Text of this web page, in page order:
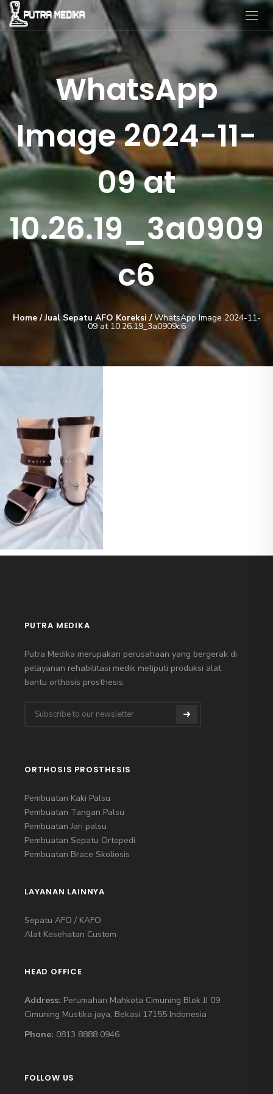
WhatsApp
Image 2024-11-
09 at
10.26.19_3a0909
c6
Home/Jual Sepatu AFO Koreksi /WhatsApp Image 2024-11-
09 at 10.26.19_3a0909c6
PUTRA MEDIKA
Putra Medika merupakan perusahaan yang bergerak di
pelayanan rehabilitasi medik meliputi produksi alat
bantu orthosis prosthesis.
ORTHOSIS PROSTHESIS
Pembuatan Kaki Palsu
Pembuatan Tangan Palsu
Pembuatan Jari palsu
Pembuatan Sepatu Ortopedi
Pembuatan Brace Skoliosis
LAYANAN LAINNYA
Sepatu AFO / KAFO
Alat Kesehatan Custom
HEAD OFFICE
Address: Perumahan Mahkota Cimuning Blok JJ 09
Cimuning Mustika jaya, Bekasi 17155 Indonesia
Phone: 0813 8888 0946
FOLLOW US